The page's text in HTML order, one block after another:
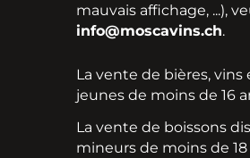
mauvais affichage, ...),
info@moscavins.ch.
La vente de bières, vins
jeunes de moins de 16
La vente de boissons
mineurs de moins de